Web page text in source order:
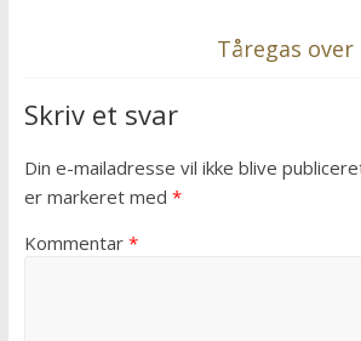
Tåregas over
Skriv et svar
Din e-mailadresse vil ikke blive
er markeret med *
Kommentar *